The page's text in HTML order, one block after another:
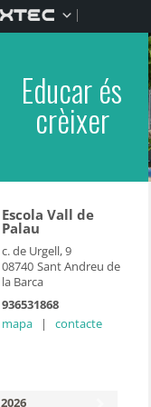
Educar és
crèixer
Escola Vall de
Palau
c. de Urgell, 9
08740 Sant Andreu de
la Barca
936531868
mapa
| contacte
2026